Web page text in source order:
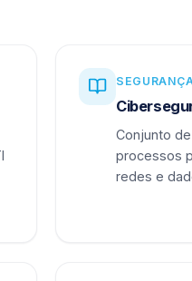
Conjunto
processos
redes e